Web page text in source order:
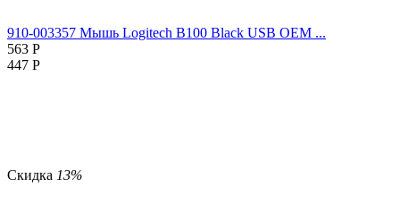
910-003357 Мышь Logitech B100 Black USB OEM ...
563 Р
447 Р
Скидка 13%